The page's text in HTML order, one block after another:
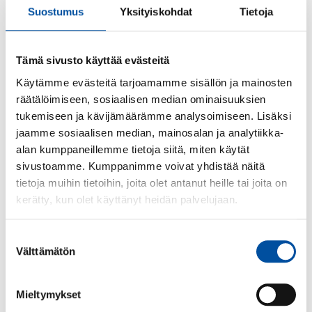
Suostumus Yksityiskohdat Tietoja
Tämä sivusto käyttää evästeitä
Käytämme evästeitä tarjoamamme sisällön ja mainosten
räätälöimiseen, sosiaalisen median ominaisuuksien
tukemiseen ja kävijämäärämme analysoimiseen. Lisäksi
jaamme sosiaalisen median, mainosalan ja analytiikka-
alan kumppaneillemme tietoja siitä, miten käytät
sivustoamme. Kumppanimme voivat yhdistää näitä
tietoja muihin tietoihin, joita olet antanut heille tai joita on
kerätty, kun olet käyttänyt heidän palvelujaan.
valinta
Välttämätön
Mieltymykset
palkkausta parannetaan, palkkatasa-arvoa edistetään ja
epäkohtia korjataan. Samalla lisätään alan pito- ja
Palkkaohjelman jatkaminen oli näiden neuvotteluiden
merkittävä kysymys, SuPerin puheenjohtaja Päivi
Inbergkertoo.
– Kolmevuotinen ratkaisu tuo työrauhan pitkäksi ajaksi.
Kunnat ja hyvinvointialueet voivat keskittyä
pitkäjänteisesti kehittämään työtä, työoloja sekä
palkkausjärjestelmän uudistamista,Inbergsanoo.
SuPerin edunvalvontajohtaja Anne Sainila-Vaarno,